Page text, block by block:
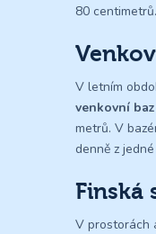
80 centimetrů.
V letním
venkovní
metrů. V
denně z
Finská
V prostorách